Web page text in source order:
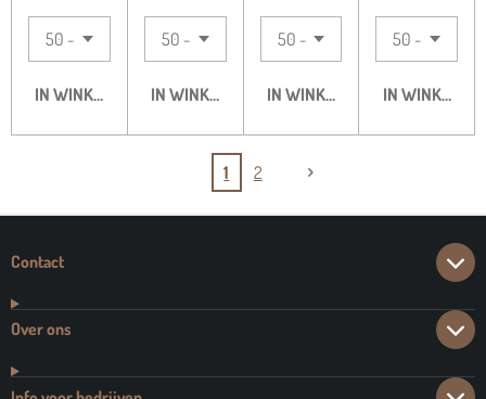
IN WINKELWAGENIN WINKELWAGENIN WINKELWAGEN
IN
1 2
Contact
Over ons